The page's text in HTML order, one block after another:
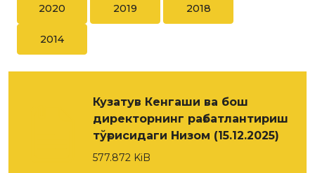
2020 2019 2018
2014
Кузатув Кенгаши ва бош
директорнинг рағбатлантириш
тўғрисидаги Низом (15.12.2025)
577.872 KiB